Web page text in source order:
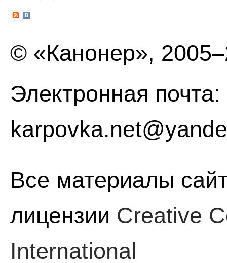
© «Канонер»,
Электронная почта:
Все материалы
лицензии Creative
International